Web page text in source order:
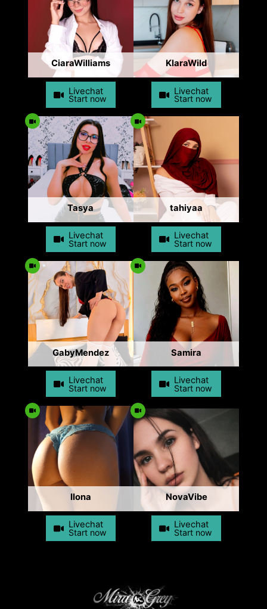
CiaraWilliams
Livechat
Start now
KlaraWild
Livechat
Start now
Tasya
Livechat
Start now
tahiyaa
Livechat
Start now
GabyMendez
Livechat
Start now
Samira
Livechat
Start now
Ilona
Livechat
Start now
NovaVibe
Livechat
Start now